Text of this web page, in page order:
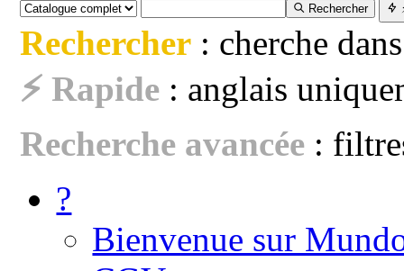
Rechercher
Rechercher : cherche
⚡ Rapide : anglais
Recherche avancée :
?
Bienvenue sur